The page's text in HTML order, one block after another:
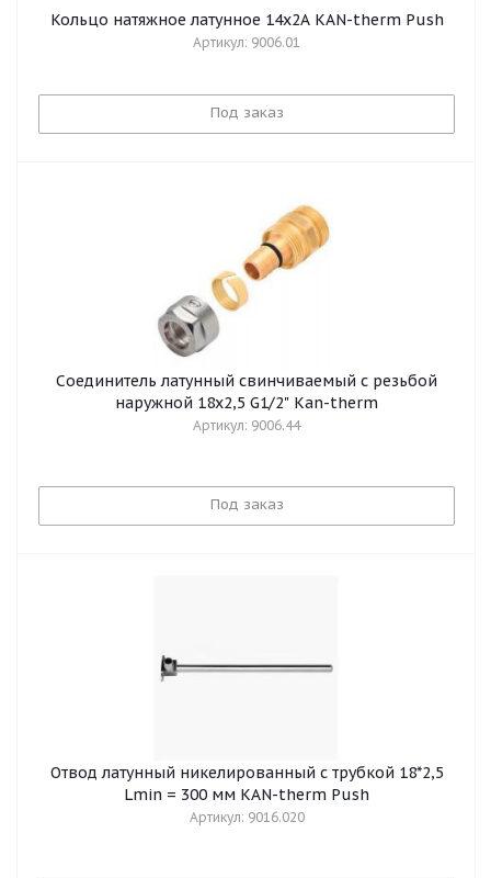
Кольцо натяжное латунное 14х2A KAN-therm Push
Артикул: 9006.01
Под заказ
Соединитель латунный свинчиваемый с резьбой
наружной 18x2,5 G1/2" Kan-therm
Артикул: 9006.44
Под заказ
Отвод латунный никелированный с трубкой 18*2,5
Lmin = 300 мм KAN-therm Push
Артикул: 9016.020